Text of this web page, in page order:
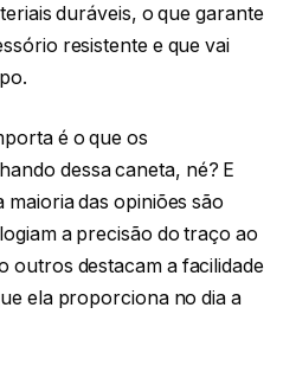
duráveis, o que garante
resistente e que vai
é o que os
dessa caneta, né? E
maioria das opiniões são
a precisão do traço ao
outros destacam a facilidade
ela proporciona no dia a